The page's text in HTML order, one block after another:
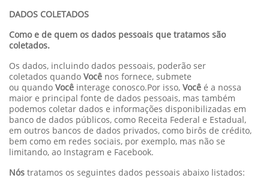
DADOS COLETADOS
Como e de quem os dados pessoais que tratamos são
coletados.
Os dados, incluindo dados pessoais, poderão ser
coletados quando Você nos fornece, submete
ou quando Você interage conosco.Por isso, Você é a nossa
maior e principal fonte de dados pessoais, mas também
podemos coletar dados e informações disponibilizadas em
banco de dados públicos, como Receita Federal e Estadual,
em outros bancos de dados privados, como birôs de crédito,
bem como em redes sociais, por exemplo, mas não se
limitando, ao Instagram e Facebook.
Nós tratamos os seguintes dados pessoais abaixo listados: